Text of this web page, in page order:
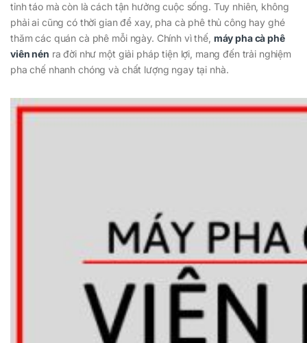
tỉnh táo mà còn là cách tận hưởng cuộc sống. Tuy nhiên, không
phải ai cũng có thời gian để xay, pha cà phê thủ công hay ghé
thăm các quán cà phê mỗi ngày. Chính vì thế, máy pha cà phê
viên nén ra đời như một giải pháp tiện lợi, mang đến trải nghiệm
pha chế nhanh chóng và chất lượng ngay tại nhà.